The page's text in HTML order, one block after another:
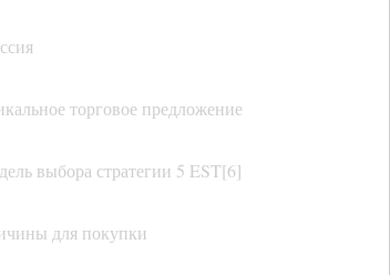
торговое предложение
выбора стратегии 5 EST[6]
для покупки